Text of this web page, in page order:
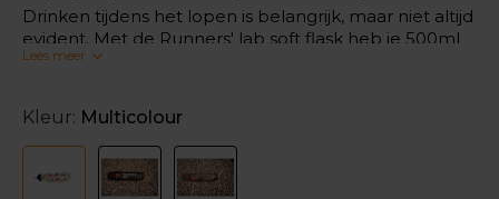
Drinken tijdens het lopen is belangrijk, maar niet altijd
evident. Met de Runners' lab soft flask heb je 500ml
water binnen handbereik.
Stop hem in een zak van je jasje of broek, of in een
lopen.
Lees meer
Kleur: Multicolour